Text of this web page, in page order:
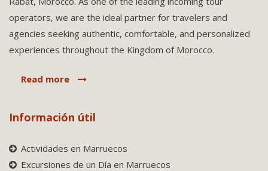
operators, we are the ideal partner for travelers and
agencies seeking authentic, comfortable, and personalized
experiences throughout the Kingdom of Morocco.
Read more
Información útil
Actividades en Marruecos
Excursiones de un Día en Marruecos